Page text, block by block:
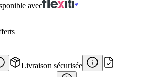
avec
*
Livraison sécurisée